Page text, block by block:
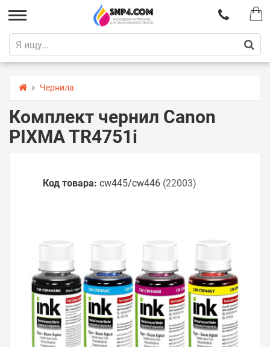
Чернила
Комплект чернил Canon
PIXMA TR4751i
Код товара: cw445/cw446 (22003)